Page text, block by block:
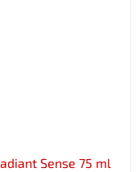
Sense 75 ml